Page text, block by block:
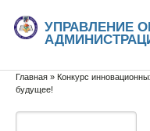
УПРАВЛЕНИЕ
Вы здесь
Главная » Конкурс
будущее!